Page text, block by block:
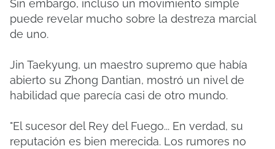
Sin embargo, incluso un movimiento simple
puede revelar mucho sobre la destreza marcial
de uno.
Jin Taekyung, un maestro supremo que había
abierto su Zhong Dantian, mostró un nivel de
habilidad que parecía casi de otro mundo.
"El sucesor del Rey del Fuego... En verdad, su
reputación es bien merecida. Los rumores no